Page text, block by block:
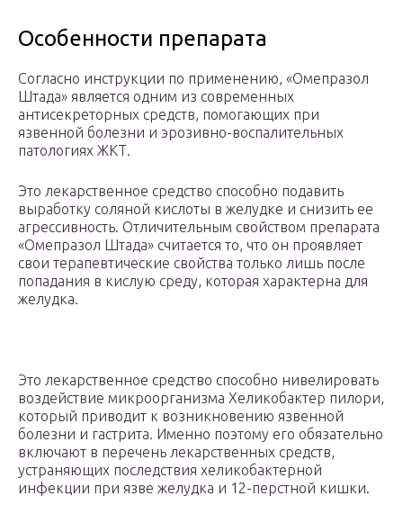
Особенности препарата
Согласно инструкции по применению, «Омепразол
Штада» является одним из современных
антисекреторных средств, помогающих при
язвенной болезни и эрозивно-воспалительных
патологиях ЖКТ.
Это лекарственное средство способно подавить
выработку соляной кислоты в желудке и снизить ее
агрессивность. Отличительным свойством препарата
«Омепразол Штада» считается то, что он проявляет
свои терапевтические свойства только лишь после
попадания в кислую среду, которая характерна для
желудка.
Это лекарственное средство способно нивелировать
воздействие микроорганизма Хеликобактер пилори,
который приводит к возникновению язвенной
болезни и гастрита. Именно поэтому его обязательно
включают в перечень лекарственных средств,
устраняющих последствия хеликобактерной
инфекции при язве желудка и 12-перстной кишки.